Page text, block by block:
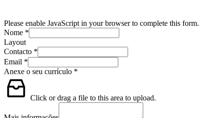
Please enable JavaScript in your browser to complete this form.
Nome *
Layout
Contacto *
Email *
Anexe o seu currículo *
Click or drag a file to this area to upload.